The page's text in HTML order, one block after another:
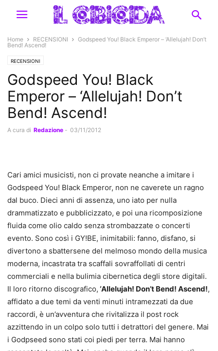
Home RECENSIONI
Godspeed You! Black Emperor – ‘Allelujah! Don’t
Bend! Ascend!
RECENSIONI
Godspeed You! Black
Emperor – ‘Allelujah! Don’t
Bend! Ascend!
A cura di Redazione - 03/11/2012
Cari amici musicisti, non ci provate neanche a imitare i
Godspeed You! Black Emperor, non ne caverete un ragno
dal buco. Dieci anni di assenza, uno iato per nulla
drammatizzato e pubblicizzato, e poi una ricomposizione
fluida come olio caldo senza strombazzate o concerti
evento. Sono così i GY!BE, inimitabili: fanno, disfano, si
divertono a sbattersene del melmoso mondo della musica
moderna, incastrata tra scaffali sovraffollati di centri
commerciali e nella bulimia cibernetica degli store digitali.
Il loro ritorno discografico, ‘Allelujah! Don’t Bend! Ascend!,
affidato a due temi da venti minuti intramezzati da due
raccordi, è un’avventura che rivitalizza il post rock
azzittendo in un colpo solo tutti i detrattori del genere. Mai
i Godpseed sono stati coi piedi per terra. Mai hanno